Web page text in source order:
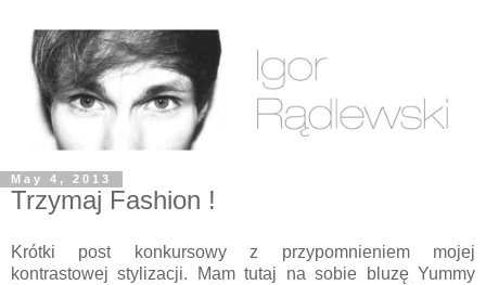
May 4, 2013
Trzymaj Fashion !
Krótki post konkursowy z przypomnieniem mojej
kontrastowej stylizacji. Mam tutaj na sobie bluzę Yummy